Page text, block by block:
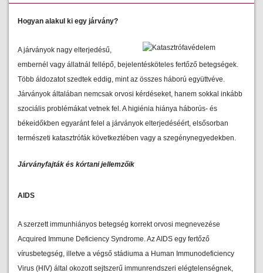
Hogyan alakul ki egy járvány?
A járványok nagy elterjedésű,
embernél vagy állatnál fellépő, bejelentésköteles fertőző betegségek.
Több áldozatot szedtek eddig, mint az összes háború együttvéve.
Járványok általában nemcsak orvosi kérdéseket, hanem sokkal inkább
szociális problémákat vetnek fel. A higiénia hiánya háborús- és
békeidőkben egyaránt felel a járványok elterjedéséért, elsősorban
természeti katasztrófák következtében vagy a szegénynegyedekben.
Járványfajták és kórtani jellemzőik
AIDS
A szerzett immunhiányos betegség korrekt orvosi megnevezése
Acquired Immune Deficiency Syndrome. Az AIDS egy fertőző
vírusbetegség, illetve a végső stádiuma a Human Immunodeficiency
Virus (HIV) által okozott sejtszerű immunrendszeri elégtelenségnek,